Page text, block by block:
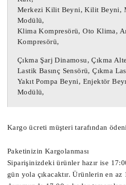
Şanzıman Beyni,
Çıkma Otomatik Şanzıman
Şanzıman Beyni,
Airbag Beyni, Çıkma
SRS Beyni, SRS Beyni,
Çıkma Motor Beyni,
Beyni,
Ekskavatör Motor Beyni,
Radar Beyni, Çarpışma
Merkezi Kilit Beyni, Kilit Beyni,
Modülü,
Klima Kompresörü, Oto Klima,
Kompresörü,
Çıkma Şarj Dinamosu, Çıkma
Lastik Basınç Sensörü, Çıkma
Yakıt Pompa Beyni, Enjektör
Modülü,
Kargo ücreti müşteri tarafından
Paketinizin Kargolanması
Siparişinizdeki ürünler hazır ise
gün yola çıkacaktır. Ürünlerin en az